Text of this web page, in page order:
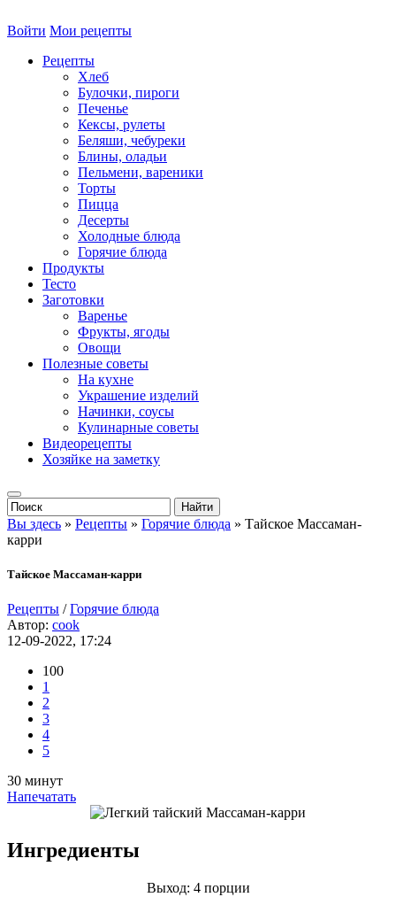
Войти Мои рецепты
Рецепты
Хлеб
Булочки, пироги
Печенье
Кексы, рулеты
Беляши, чебуреки
Блины, оладьи
Пельмени, вареники
Торты
Пицца
Десерты
Холодные блюда
Горячие блюда
Продукты
Тесто
Заготовки
Варенье
Фрукты, ягоды
Овощи
Полезные советы
На кухне
Украшение изделий
Начинки, соусы
Кулинарные советы
Видеорецепты
Хозяйке на заметку
Вы здесь » Рецепты » Горячие блюда » Тайское Массаман-
карри
Тайское Массаман-карри
Рецепты /Горячие блюда
Автор: cook
12-09-2022, 17:24
100
1
2
3
4
5
30 минут
Напечатать
Ингредиенты
Выход: 4 порции